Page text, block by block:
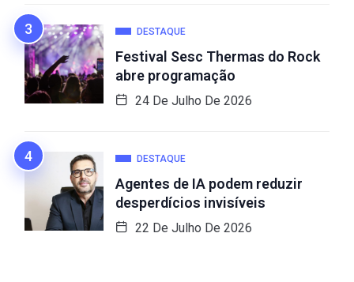
DESTAQUE
Festival Sesc Thermas do Rock
abre programação
24 De Julho De 2026
DESTAQUE
Agentes de IA podem reduzir
desperdícios invisíveis
22 De Julho De 2026